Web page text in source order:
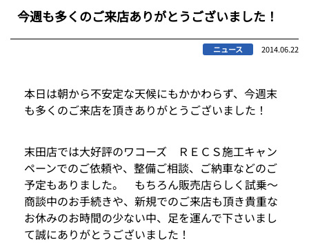
今週も多くのご来店ありがとうございました！
ニュース 2014.06.22
本日は朝から不安定な天候にもかかわらず、今週末
も多くのご来店を頂きありがとうございました！
末田店では大好評のワコーズ ＲＥＣＳ施工キャン
ペーンでのご依頼や、整備ご相談、ご納車などのご
予定もありました。 もちろん販売店らしく試乗～
商談中のお手続きや、新規でのご来店も頂き貴重な
お休みのお時間の少ない中、足を運んで下さいまし
て誠にありがとうございました！